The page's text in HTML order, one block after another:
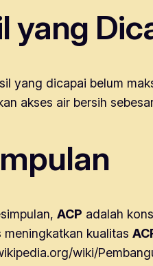
yang
yang dicapai belum
akses air bersih
ACP adalah
meningkatkan kualitas
wiki/